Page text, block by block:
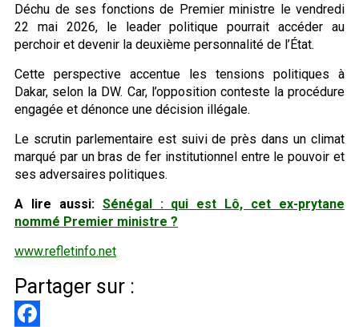
Déchu de ses fonctions de Premier ministre le vendredi
22 mai 2026, le leader politique pourrait accéder au
perchoir et devenir la deuxième personnalité de l’État.
Cette perspective accentue les tensions politiques à
Dakar, selon la DW. Car, l’opposition conteste la procédure
engagée et dénonce une décision illégale.
Le scrutin parlementaire est suivi de près dans un climat
marqué par un bras de fer institutionnel entre le pouvoir et
ses adversaires politiques.
A lire aussi: Sénégal : qui est Lô, cet ex-prytane
nommé Premier ministre ?
www.refletinfo.net
Partager sur :